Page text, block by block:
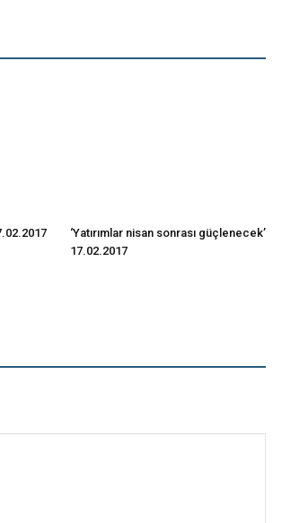
‘Yatırımlar nisan sonrası güçlenecek’
17.02.2017